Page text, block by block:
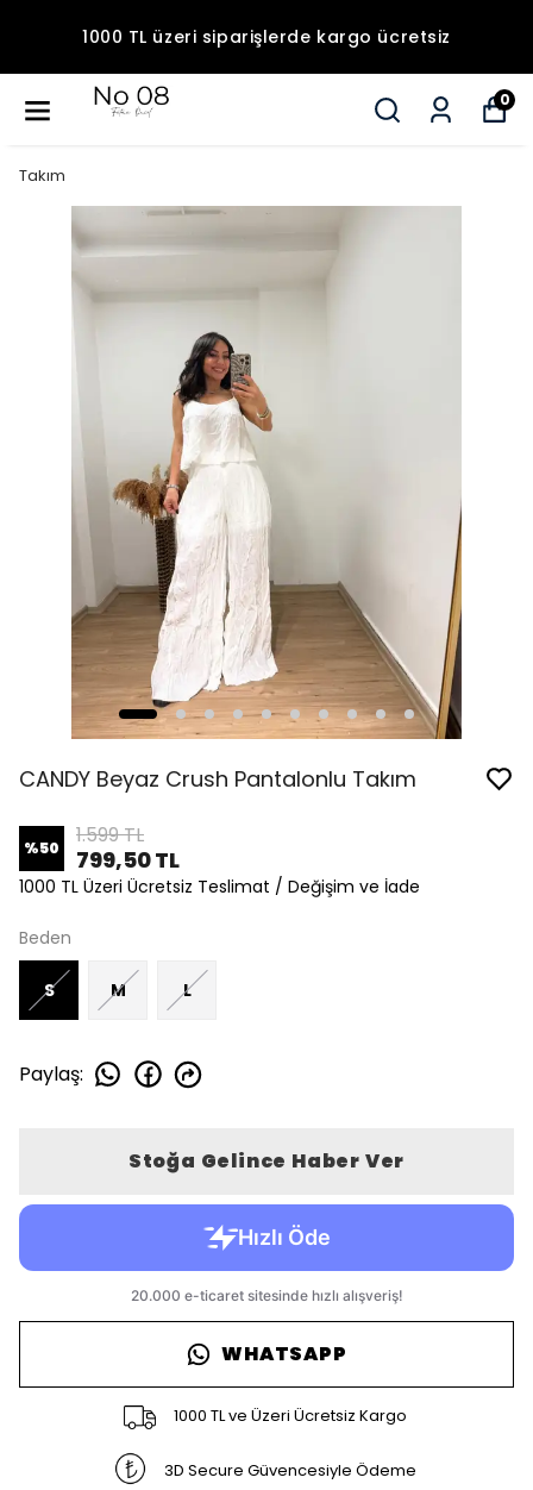
1000 TL üzeri siparişlerde kargo ücretsiz
0
Takım
CANDY Beyaz Crush Pantalonlu Takım
%50 1.599 TL
799,50 TL
1000 TL Üzeri Ücretsiz Teslimat / Değişim ve İade
Beden
S M L
Paylaş:
Stoğa Gelince Haber Ver
WHATSAPP
1000 TL ve Üzeri Ücretsiz Kargo
3D Secure Güvencesiyle Ödeme